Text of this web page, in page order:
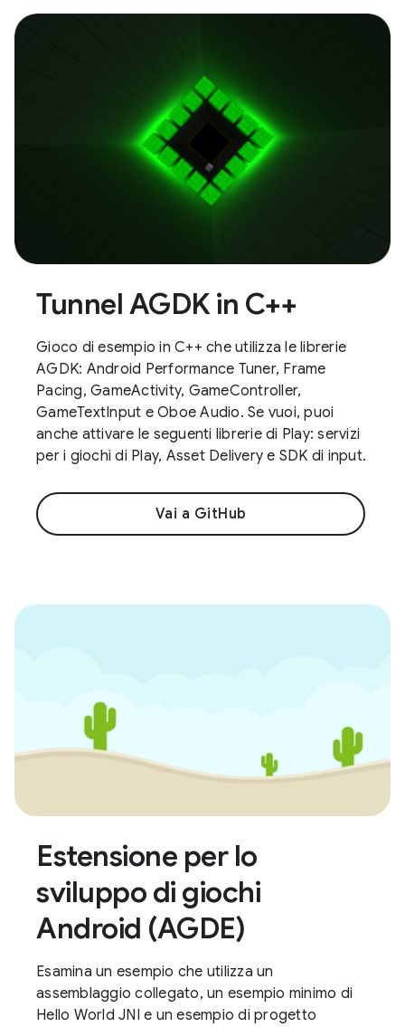
Tunnel AGDK in C++
Gioco di esempio in C++ che utilizza le librerie
AGDK: Android Performance Tuner, Frame
Pacing, GameActivity, GameController,
GameTextInput e Oboe Audio. Se vuoi, puoi
anche attivare le seguenti librerie di Play: servizi
per i giochi di Play, Asset Delivery e SDK di input.
Vai a GitHub
Estensione per lo
sviluppo di giochi
Android (AGDE)
Esamina un esempio che utilizza un
assemblaggio collegato, un esempio minimo di
Hello World JNI e un esempio di progetto